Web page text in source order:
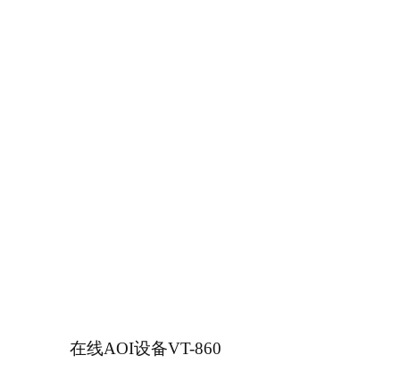
在线AOI设备VT-860